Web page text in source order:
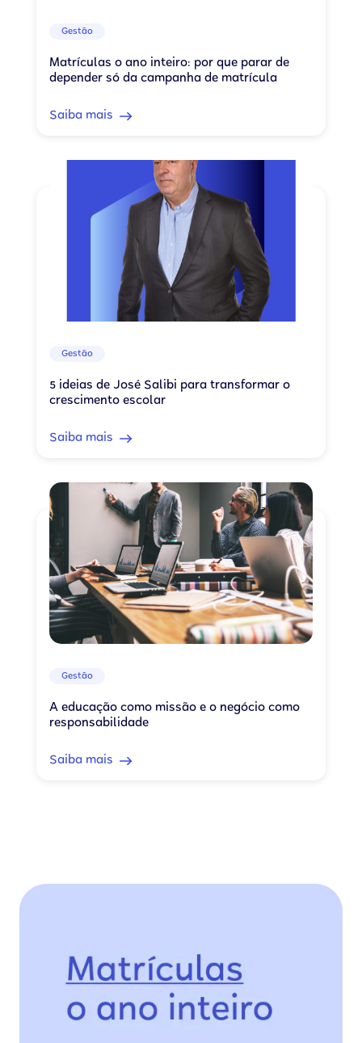
Gestão
Matrículas o ano inteiro: por que parar de
depender só da campanha de matrícula
Saiba mais
Gestão
5 ideias de José Salibi para transformar o
crescimento escolar
Saiba mais
Gestão
A educação como missão e o negócio como
responsabilidade
Saiba mais